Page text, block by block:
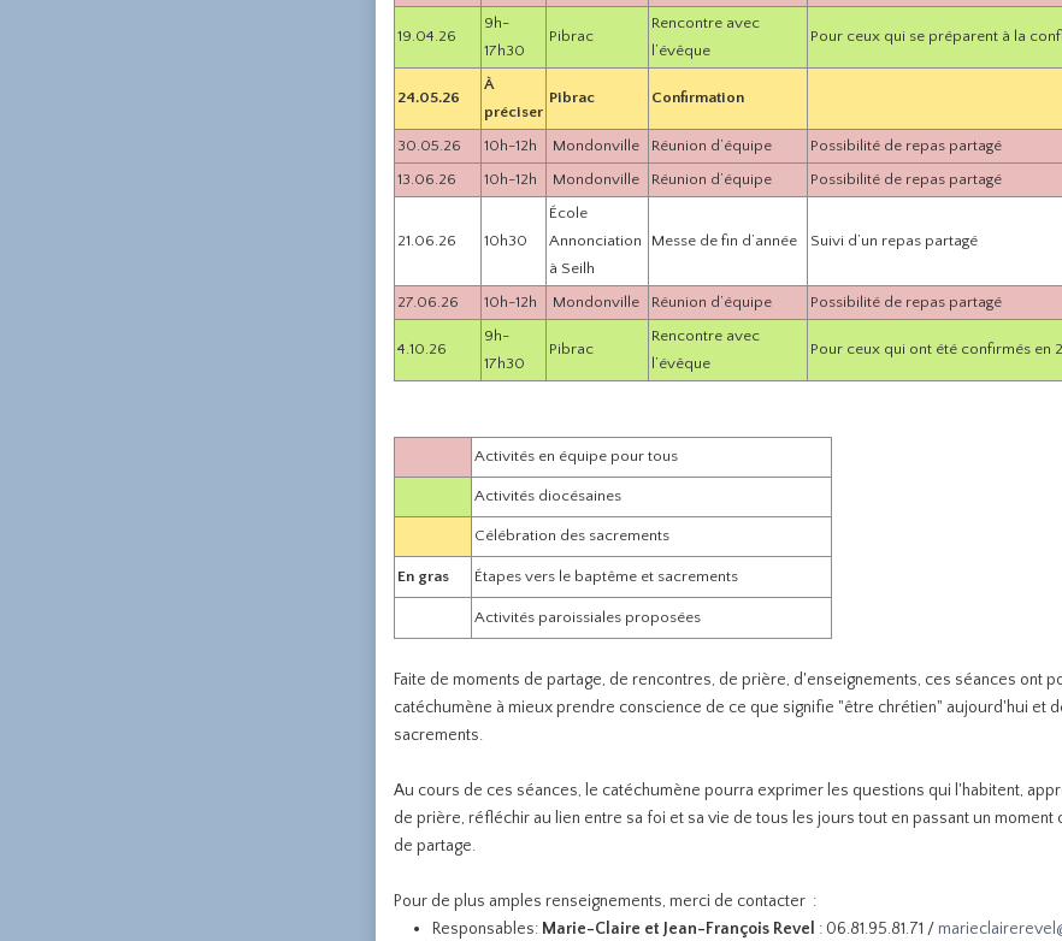
19.04.26
9h-
17h30
Pibrac
Rencontre avec
l’évêque
Pour ceux qui se préparent à la
24.05.26
À
préciser
Pibrac Confirmation
30.05.26 10h-12h Mondonville Réunion d’équipe
Possibilité de repas partagé
13.06.26
10h-12h Mondonville Réunion d’équipe Possibilité de repas partagé
21.06.26 10h30
École
Annonciation
à Seilh
Messe de fin d’année Suivi d’un repas partagé
27.06.26 10h-12h Mondonville Réunion d’équipe Possibilité de repas partagé
4.10.26
9h-
17h30
Pibrac
Rencontre avec
l’évêque
Pour ceux qui ont été confirmés en
Activités en équipe pour tous
Activités diocésaines
Célébration des sacrements
En gras Étapes vers le baptême et sacrements
Activités paroissiales proposées
Faite de moments de partage, de rencontres, de prière, d'enseignements, ces séances ont
catéchumène à mieux prendre conscience de ce que signifie "être chrétien" aujourd'hui et
sacrements.
Au cours de ces séances, le catéchumène pourra exprimer les questions qui l'habitent,
de prière, réfléchir au lien entre sa foi et sa vie de tous les jours tout en passant un moment
de partage.
Pour de plus amples renseignements, merci de contacter :
Responsables: Marie-Claire et Jean-François Revel : 06.81.95.81.71 /